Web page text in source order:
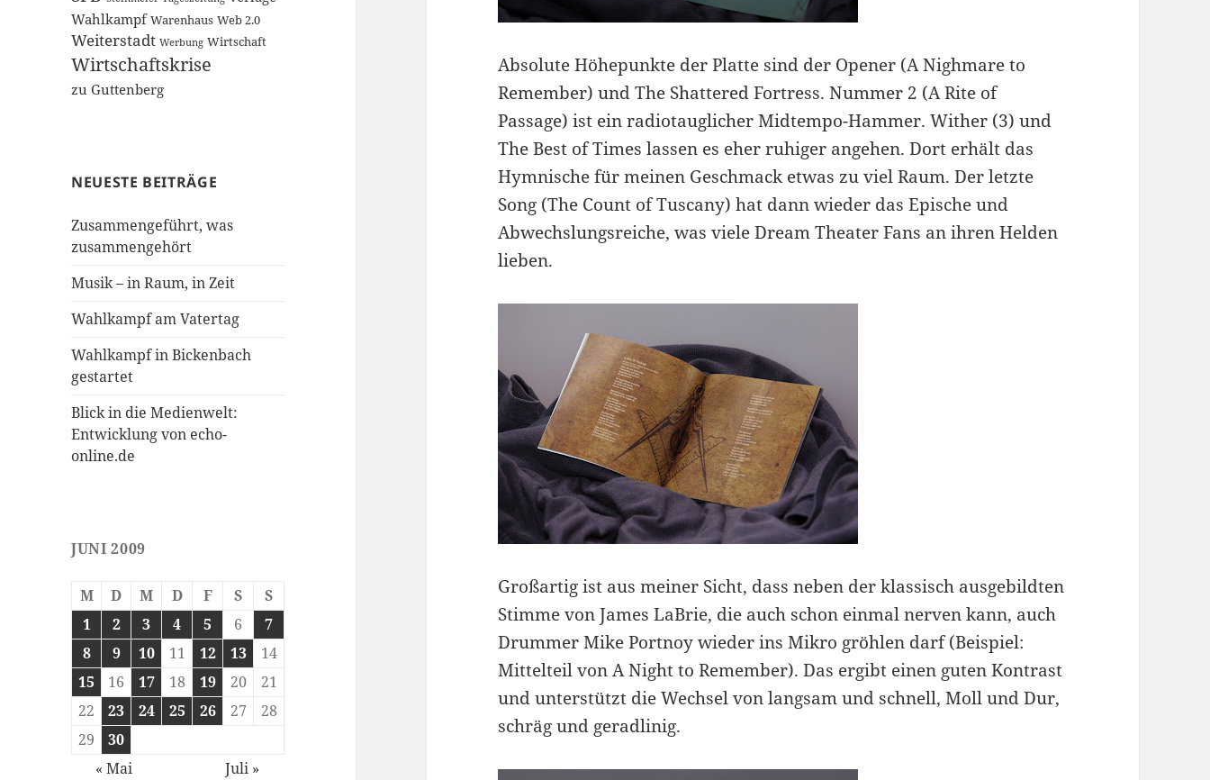
Wahlkampf Warenhaus Web 2.0
Weiterstadt Werbung Wirtschaft
Wirtschaftskrise
zu Guttenberg
NEUESTE BEITRÄGE
Zusammengeführt, was
zusammengehört
Musik – in Raum, in Zeit
Wahlkampf am Vatertag
Wahlkampf in Bickenbach
gestartet
Blick in die Medienwelt:
Entwicklung von echo-
online.de
JUNI 2009
M D M D F S
S
1
2 3 4 5 6
7
8
9 10 11 12 13
14
15
16 17 18 19 20
21
22
23 24 25 26 27
28
29
30
« Mai
Juli »
Absolute Höhepunkte der Platte sind der Opener (A Nighmare to
Remember) und The Shattered Fortress. Nummer 2 (A Rite of
Passage) ist ein radiotauglicher Midtempo-Hammer. Wither (3) und
The Best of Times lassen es eher ruhiger angehen. Dort erhält das
Hymnische für meinen Geschmack etwas zu viel Raum. Der letzte
Song (The Count of Tuscany) hat dann wieder das Epische und
Abwechslungsreiche, was viele Dream Theater Fans an ihren Helden
lieben.
Großartig ist aus meiner Sicht, dass neben der klassisch ausgebildten
Stimme von James LaBrie, die auch schon einmal nerven kann, auch
Drummer Mike Portnoy wieder ins Mikro gröhlen darf (Beispiel:
Mittelteil von A Night to Remember). Das ergibt einen guten Kontrast
und unterstützt die Wechsel von langsam und schnell, Moll und Dur,
schräg und geradlinig.